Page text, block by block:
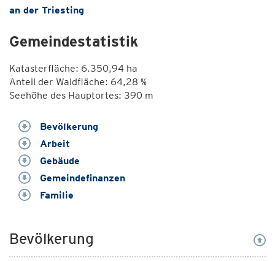
an der Triesting
Gemeindestatistik
Katasterfläche: 6.350,94 ha
Anteil der Waldfläche: 64,28 %
Seehöhe des Hauptortes: 390 m
Bevölkerung
Arbeit
Gebäude
Gemeindefinanzen
Familie
Bevölkerung